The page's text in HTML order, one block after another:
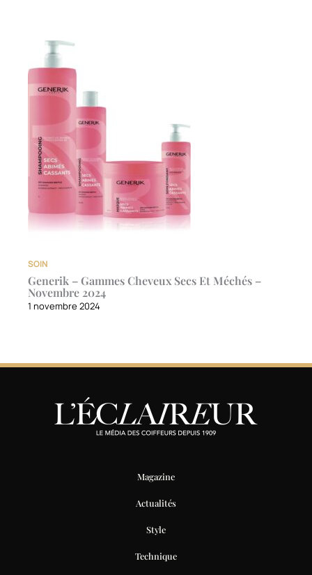
SOIN
Generik – Gammes Cheveux Secs Et Méchés –
Novembre 2024
1 novembre 2024
Magazine
Actualités
Style
Technique